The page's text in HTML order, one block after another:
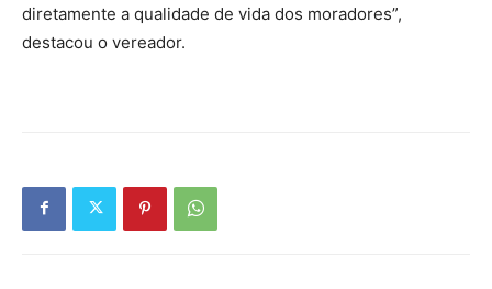
diretamente a qualidade de vida dos moradores”,
destacou o vereador.